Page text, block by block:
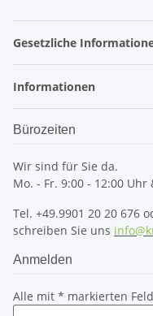
Gesetzliche
Informationen
Bürozeiten
Wir sind für Sie da.
Mo. - Fr. 9:00 - 12:00
Tel. +49.9901 20 20 676
schreiben Sie uns
Anmelden
Alle mit * markierten